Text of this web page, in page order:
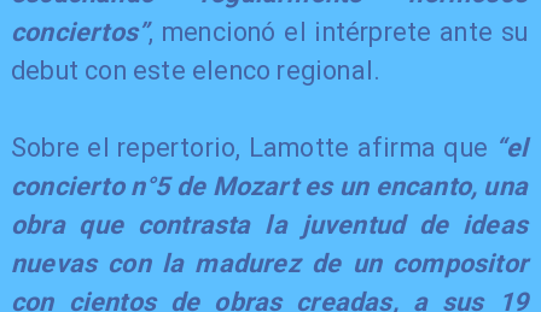
conciertos”, mencionó el intérprete ante su
debut con este elenco regional.
​Sobre el repertorio, Lamotte afirma que “el
concierto n°5 de Mozart es un encanto, una
obra que contrasta la juventud de ideas
nuevas con la madurez de un compositor
con cientos de obras creadas, a sus 19